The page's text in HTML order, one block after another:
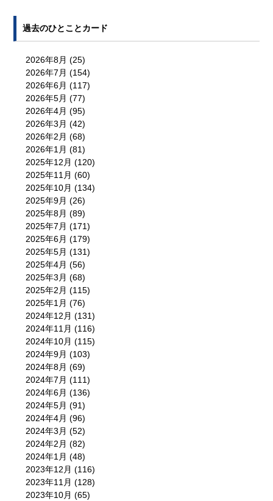
過去のひとことカード
2026年8月 (25)
2026年7月 (154)
2026年6月 (117)
2026年5月 (77)
2026年4月 (95)
2026年3月 (42)
2026年2月 (68)
2026年1月 (81)
2025年12月 (120)
2025年11月 (60)
2025年10月 (134)
2025年9月 (26)
2025年8月 (89)
2025年7月 (171)
2025年6月 (179)
2025年5月 (131)
2025年4月 (56)
2025年3月 (68)
2025年2月 (115)
2025年1月 (76)
2024年12月 (131)
2024年11月 (116)
2024年10月 (115)
2024年9月 (103)
2024年8月 (69)
2024年7月 (111)
2024年6月 (136)
2024年5月 (91)
2024年4月 (96)
2024年3月 (52)
2024年2月 (82)
2024年1月 (48)
2023年12月 (116)
2023年11月 (128)
2023年10月 (65)